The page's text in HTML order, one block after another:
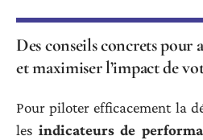
Des conseils concrets pour
et maximiser l’impact de
Pour piloter efficacement la
les indicateurs de